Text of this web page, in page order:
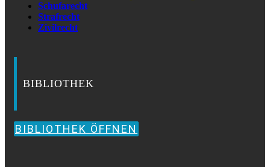
Schufarecht
Strafrecht
Zivilrecht
BIBLIOTHEK
BIBLIOTHEK ÖFFNEN